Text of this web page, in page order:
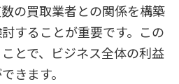
の買取業者との関係を構築
することが重要です。この
とで、ビジネス全体の利益
きます。